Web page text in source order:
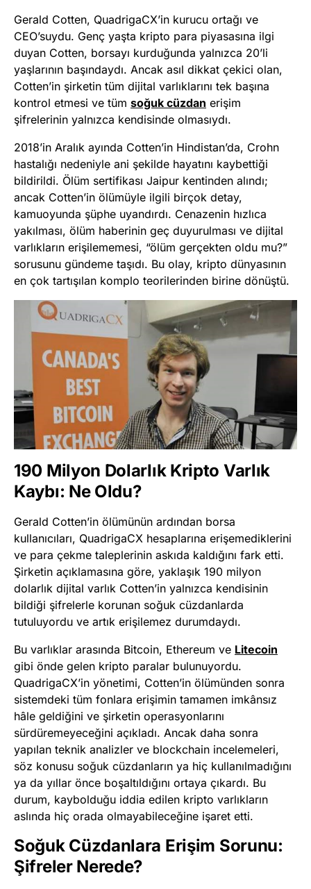
Gerald Cotten, QuadrigaCX’in kurucu ortağı ve
CEO’suydu. Genç yaşta kripto para piyasasına ilgi
duyan Cotten, borsayı kurduğunda yalnızca 20’li
yaşlarının başındaydı. Ancak asıl dikkat çekici olan,
Cotten’in şirketin tüm dijital varlıklarını tek başına
kontrol etmesi ve tüm soğuk cüzdan erişim
şifrelerinin yalnızca kendisinde olmasıydı.
2018’in Aralık ayında Cotten’in Hindistan’da, Crohn
hastalığı nedeniyle ani şekilde hayatını kaybettiği
bildirildi. Ölüm sertifikası Jaipur kentinden alındı;
ancak Cotten’in ölümüyle ilgili birçok detay,
kamuoyunda şüphe uyandırdı. Cenazenin hızlıca
yakılması, ölüm haberinin geç duyurulması ve dijital
varlıkların erişilememesi, “ölüm gerçekten oldu mu?”
sorusunu gündeme taşıdı. Bu olay, kripto dünyasının
en çok tartışılan komplo teorilerinden birine dönüştü.
190 Milyon Dolarlık Kripto Varlık
Kaybı: Ne Oldu?
Gerald Cotten’in ölümünün ardından borsa
kullanıcıları, QuadrigaCX hesaplarına erişemediklerini
ve para çekme taleplerinin askıda kaldığını fark etti.
Şirketin açıklamasına göre, yaklaşık 190 milyon
dolarlık dijital varlık Cotten’in yalnızca kendisinin
bildiği şifrelerle korunan soğuk cüzdanlarda
tutuluyordu ve artık erişilemez durumdaydı.
Bu varlıklar arasında Bitcoin, Ethereum ve Litecoin
gibi önde gelen kripto paralar bulunuyordu.
QuadrigaCX’in yönetimi, Cotten’in ölümünden sonra
sistemdeki tüm fonlara erişimin tamamen imkânsız
hâle geldiğini ve şirketin operasyonlarını
sürdüremeyeceğini açıkladı. Ancak daha sonra
yapılan teknik analizler ve blockchain incelemeleri,
söz konusu soğuk cüzdanların ya hiç kullanılmadığını
ya da yıllar önce boşaltıldığını ortaya çıkardı. Bu
durum, kaybolduğu iddia edilen kripto varlıkların
aslında hiç orada olmayabileceğine işaret etti.
Soğuk Cüzdanlara Erişim Sorunu:
Şifreler Nerede?